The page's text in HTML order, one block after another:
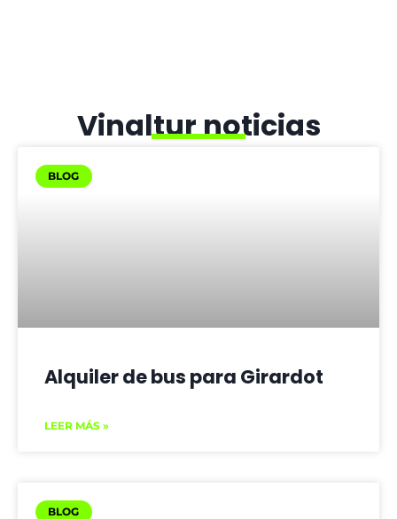
Vinaltur noticias
BLOG
Alquiler de bus para Girardot
LEER MÁS »
BLOG